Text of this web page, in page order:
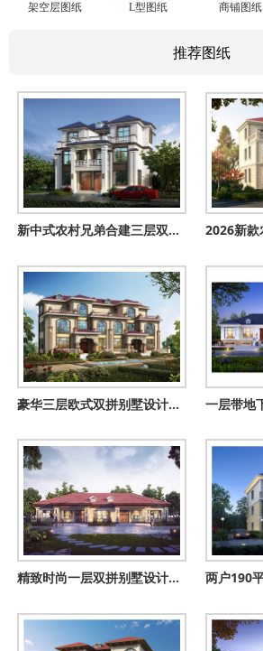
架空层图纸 L型图纸 商铺图纸
推荐图纸
新中式农村兄弟合建三层双拼别墅全套设计图纸，3款户型方案
豪华三层欧式双拼别墅设计图纸，双拼欧式别墅如何设计看这款
精致时尚一层双拼别墅设计图，造价实惠，起居互不打扰